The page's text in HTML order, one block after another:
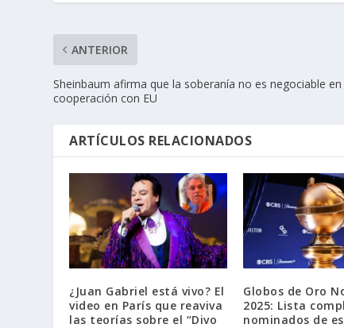
ANTERIOR
Sheinbaum afirma que la soberanía no es negociable en
cooperación con EU
ARTÍCULOS RELACIONADOS
¿Juan Gabriel está vivo? El
video en París que reaviva
las teorías sobre el “Divo
Globos de Oro
2025: Lista
nominados de